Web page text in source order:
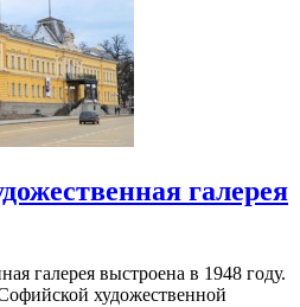
галерея
галерея выстроена в 1948 году.
художественной